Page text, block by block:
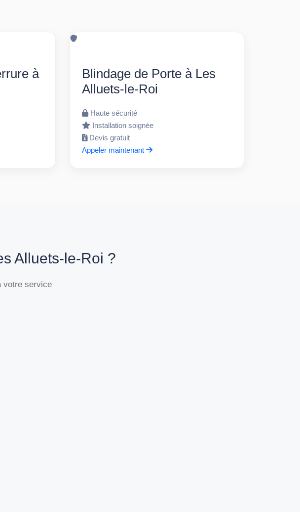
à
Blindage de Porte à Les
Alluets-le-Roi
Haute sécurité
Installation soignée
Devis gratuit
Appeler maintenant
Alluets-le-Roi ?
votre service